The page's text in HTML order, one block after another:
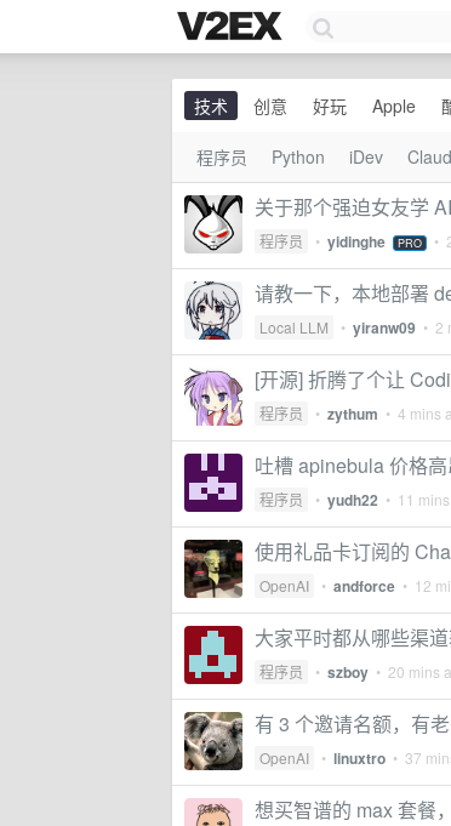
技术 创意 好玩 Apple
程序员 Python iDev
关于那个强迫女友学
程序员 • yidinghe PRO •
请教一下，本地部署
Local LLM • yiranw09 • 2
[开源] 折腾了个让
程序员 • zythum • 4 mins
吐槽 apinebula 价格
程序员 • yudh22 • 11
使用礼品卡订阅的
OpenAI • andforce • 12
大家平时都从哪些渠
程序员 • szboy • 20 mins
有 3 个邀请名额，有老
OpenAI • linuxtro • 37
想买智谱的 max 套餐